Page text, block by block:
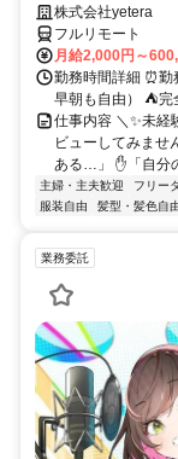
株式会社yetera
フルリモート
月給2,000円～
勤務時間詳細 ⏰勤
早朝も自由） ⛺完
仕事内容 ＼✨未経
ビューしてみませ
ある…」 ✋「自分
主婦・主夫歓迎 フリー
服装自由
髪型・髪色自
業務委託